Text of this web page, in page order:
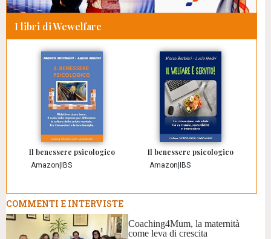
I libri di Wewelfare
Il benessere psicologico
Amazon|IBS
Il benessere psicologico
Amazon|IBS
COMMENTI E INTERVISTE
Coaching4Mum, la maternità
come leva di crescita